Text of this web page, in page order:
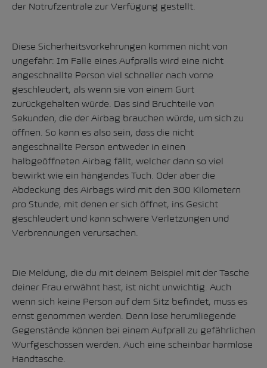
der Notrufzentrale zur Verfügung gestellt.
Diese Sicherheitsvorkehrungen kommen nicht von
ungefähr: Im Falle eines Aufpralls wird eine nicht
angeschnallte Person viel schneller nach vorne
geschleudert, als wenn sie von einem Gurt
zurückgehalten würde. Das sind Bruchteile von
Sekunden, die der Airbag brauchen würde, um sich zu
öffnen. So kann es also sein, dass die nicht
angeschnallte Person entweder in einen
halbgeöffneten Airbag fällt, welcher dann so viel
bewirkt wie ein hängendes Tuch. Oder aber die
Abdeckung des Airbags wird mit den 300 Kilometern
pro Stunde, mit denen er sich öffnet, ins Gesicht
geschleudert und kann schwere Verletzungen und
Verbrennungen verursachen.
Die Meldung, die du mit deinem Beispiel mit der Tasche
deiner Frau erwähnt hast, ist nicht unwichtig. Auch
wenn sich keine Person auf dem Sitz befindet, muss es
ernst genommen werden. Denn lose herumliegende
Gegenstände können bei einem Aufprall zu gefährlichen
Wurfgeschossen werden. Auch eine scheinbar harmlose
Handtasche.